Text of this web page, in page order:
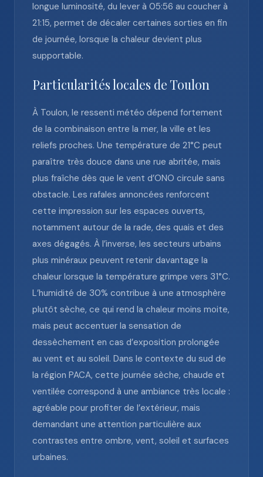
longue luminosité, du lever à 05:56 au coucher à
21:15, permet de décaler certaines sorties en fin
de journée, lorsque la chaleur devient plus
supportable.
Particularités locales de Toulon
À Toulon, le ressenti météo dépend fortement
de la combinaison entre la mer, la ville et les
reliefs proches. Une température de 21°C peut
paraître très douce dans une rue abritée, mais
plus fraîche dès que le vent d’ONO circule sans
obstacle. Les rafales annoncées renforcent
cette impression sur les espaces ouverts,
notamment autour de la rade, des quais et des
axes dégagés. À l’inverse, les secteurs urbains
plus minéraux peuvent retenir davantage la
chaleur lorsque la température grimpe vers 31°C.
L’humidité de 30% contribue à une atmosphère
plutôt sèche, ce qui rend la chaleur moins moite,
mais peut accentuer la sensation de
dessèchement en cas d’exposition prolongée
au vent et au soleil. Dans le contexte du sud de
la région PACA, cette journée sèche, chaude et
ventilée correspond à une ambiance très locale :
agréable pour profiter de l’extérieur, mais
demandant une attention particulière aux
contrastes entre ombre, vent, soleil et surfaces
urbaines.